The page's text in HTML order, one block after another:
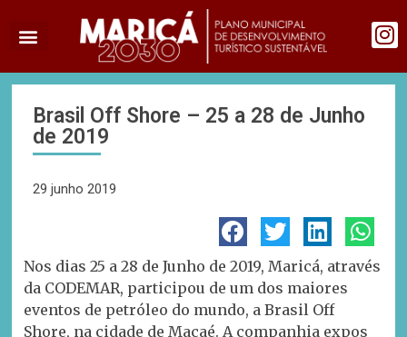
Brasil Off Shore – 25 a 28 de Junho
de 2019
29 junho 2019
Nos dias 25 a 28 de Junho de 2019, Maricá, através
da CODEMAR, participou de um dos maiores
eventos de petróleo do mundo, a Brasil Off
Shore, na cidade de Macaé. A companhia expos